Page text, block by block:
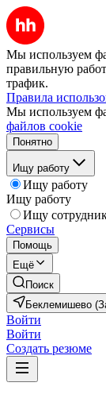
Мы используем
правильную
трафик.
Правила
Мы используем
файлов cookie
Понятно
Ищу работу
Ищу работу
Ищу работу
Ищу
Сервисы
Помощь
Ещё
Поиск
Беклемишево
Войти
Войти
Создать резюме